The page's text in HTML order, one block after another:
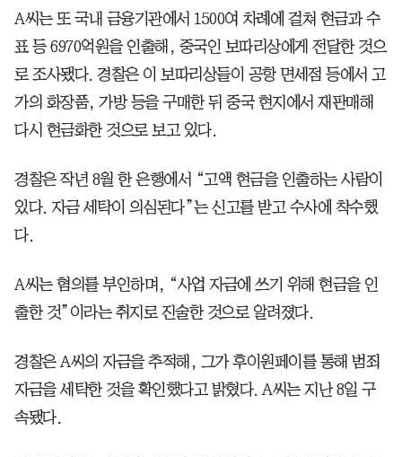
A씨는 또 국내 금융기관에서 1500여 차례에 걸쳐 현금과 수
표 등 6970억원을 인출해, 중국인 보따리상에게 전달한 것으
로 조사됐다. 경찰은 이 보따리상들이 공항 면세점 등에서 고
가의 화장품, 가방 등을 구매한 뒤 중국 현지에서 재판매해
다시 현금화한 것으로 보고 있다.
경찰은 작년 8월 한 은행에서 “고액 현금을 인출하는 사람이
있다. 자금 세탁이 의심된다”는 신고를 받고 수사에 착수했
다.
A씨는 혐의를 부인하며, “사업 자금에 쓰기 위해 현금을 인
출한 것”이라는 취지로 진술한 것으로 알려졌다.
경찰은 A씨의 자금을 추적해, 그가 후이원페이를 통해 범죄
자금을 세탁한 것을 확인했다고 밝혔다. A씨는 지난 8일 구
속됐다.